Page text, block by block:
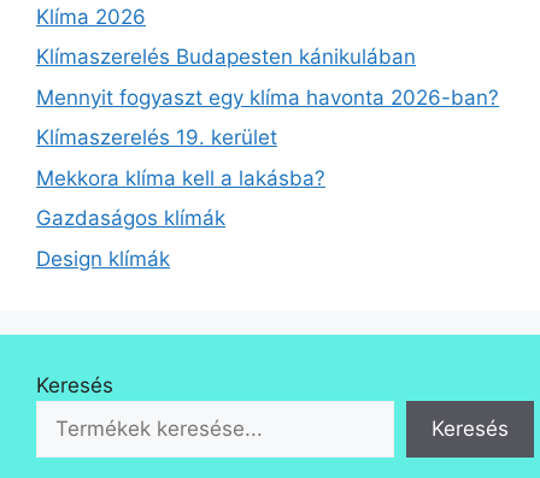
Klíma 2026
Klímaszerelés Budapesten kánikulában
Mennyit fogyaszt egy klíma havonta 2026-ban?
Klímaszerelés 19. kerület
Mekkora klíma kell a lakásba?
Gazdaságos klímák
Design klímák
Keresés
Keresés